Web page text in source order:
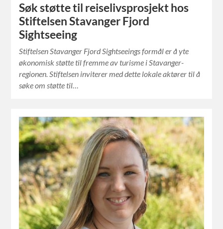
Søk støtte til reiselivsprosjekt hos
Stiftelsen Stavanger Fjord
Sightseeing
Stiftelsen Stavanger Fjord Sightseeings formål er å yte
økonomisk støtte til fremme av turisme i Stavanger-
regionen. Stiftelsen inviterer med dette lokale aktører til å
søke om støtte til…